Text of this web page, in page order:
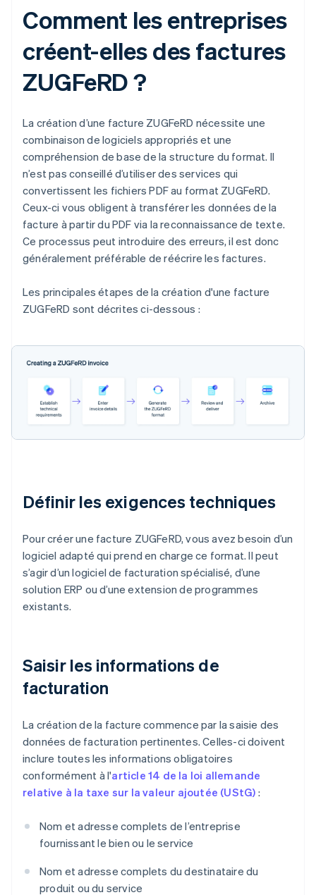
Comment les entreprises
créent-elles des factures
ZUGFeRD ?
La création d’une facture ZUGFeRD nécessite une
combinaison de logiciels appropriés et une
compréhension de base de la structure du format. Il
n’est pas conseillé d’utiliser des services qui
convertissent les fichiers PDF au format ZUGFeRD.
Ceux-ci vous obligent à transférer les données de la
facture à partir du PDF via la reconnaissance de texte.
Ce processus peut introduire des erreurs, il est donc
généralement préférable de réécrire les factures.
Les principales étapes de la création d'une facture
ZUGFeRD sont décrites ci-dessous :
Définir les exigences techniques
Pour créer une facture ZUGFeRD, vous avez besoin d’un
logiciel adapté qui prend en charge ce format. Il peut
s’agir d’un logiciel de facturation spécialisé, d’une
solution ERP ou d’une extension de programmes
existants.
Saisir les informations de
facturation
La création de la facture commence par la saisie des
données de facturation pertinentes. Celles-ci doivent
inclure toutes les informations obligatoires
conformément à l'article 14 de la loi allemande
relative à la taxe sur la valeur ajoutée (UStG) :
Nom et adresse complets de l’entreprise
fournissant le bien ou le service
Nom et adresse complets du destinataire du
produit ou du service